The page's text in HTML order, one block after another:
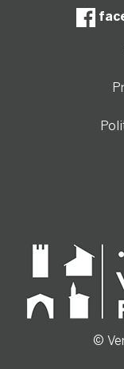
©